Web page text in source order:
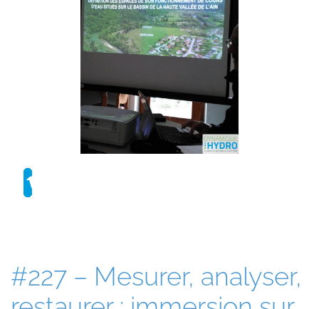
#227 – Mesurer, analyser,